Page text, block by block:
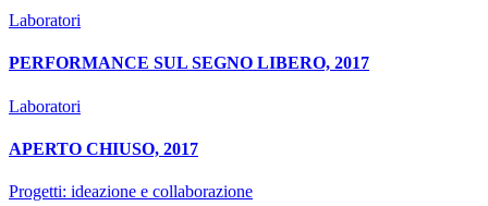
Laboratori
PERFORMANCE SUL SEGNO LIBERO, 2017
Laboratori
APERTO CHIUSO, 2017
Progetti: ideazione e collaborazione